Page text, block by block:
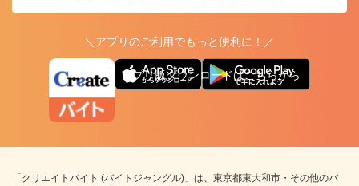
＼アプリのご利用でもっと便利に！／
アプリ版ダウンロードはこちらから
「クリエイトバイト (バイトジャングル)」は、東京都東大和市・その他のバ